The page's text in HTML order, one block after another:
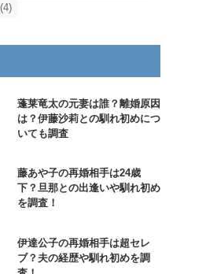
(4)
蓬莱竜太の元妻は誰？離婚原因
は？伊藤沙莉との馴れ初めにつ
いても調査
藤あや子の再婚相手は24歳
下？旦那との出逢いや馴れ初め
を調査！
伊達公子の再婚相手は超セレ
ブ？夫の経歴や馴れ初めを調